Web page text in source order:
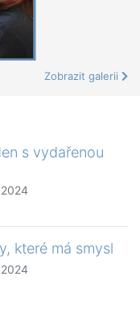
Zobrazit galerii
s vydařenou
které má smysl